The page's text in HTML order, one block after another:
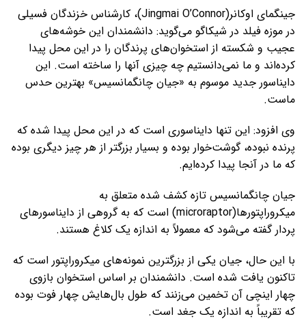
جینگمای اوکانر(Jingmai O’Connor)، کارشناس خزندگان فسیلی
در موزه فیلد در شیکاگو می‌گوید: دانشمندان این خوشه‌های
عجیب و شکسته از استخوان‌های پرندگان را در این محل پیدا
کرده‌اند و ما نمی‌دانستیم چه چیزی آنها را ساخته است. این
دایناسور جدید موسوم به «جیان چانگمانسیس» بهترین حدس
ماست.
وی افزود: این تنها دایناسوری است که در این محل پیدا شده که
پرنده نبوده، گوشت‌خوار بوده و بسیار بزرگتر از هر چیز دیگری بوده
که ما در آنجا پیدا کرده‌ایم.
جیان چانگمانسیس تازه کشف شده متعلق به
میکروراپتورها(microraptor) است که به گروهی از دایناسورهای
پردار گفته می‌شود که معمولاً به اندازه یک کلاغ هستند.
با این حال، جیان یکی از بزرگترین نمونه‌های میکروراپتور است که
تاکنون یافت شده است. دانشمندان بر اساس استخوان بازوی
چهار اینچی آن تخمین می‌زنند که طول بال‌هایش چهار فوت بوده
که تقریباً به اندازه یک جغد است.